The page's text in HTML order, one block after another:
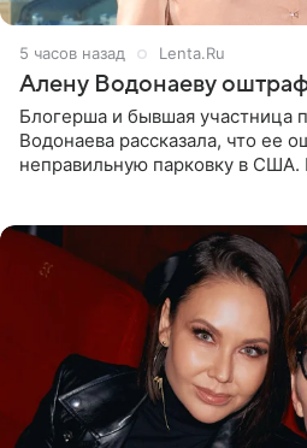
5 часов назад Lenta.Ru
Алену Водонаеву
Блогерша и бывшая участница
Водонаева рассказала, что ее
неправильную парковку в США.